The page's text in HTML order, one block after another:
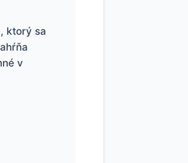
ktorý sa
v